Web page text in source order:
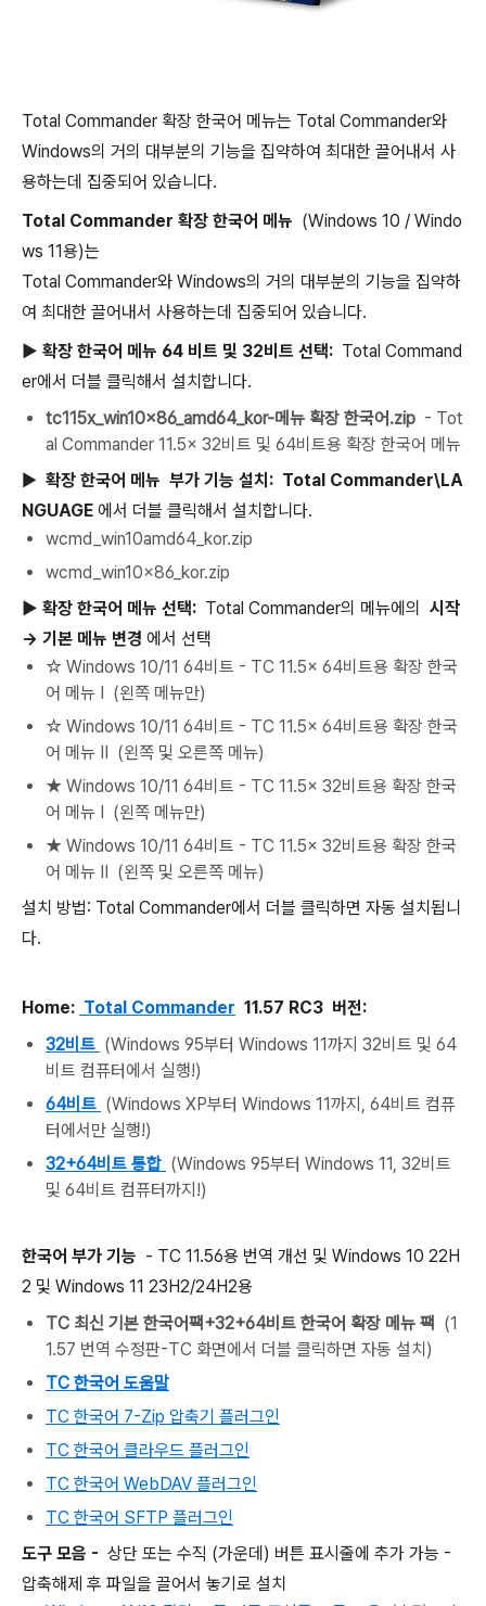
Total Commander 확장 한국어 메뉴는 Total Commander와
Windows의 거의 대부분의 기능을 집약하여 최대한 끌어내서 사
용하는데 집중되어 있습니다.
Total Commander 확장 한국어 메뉴 (Windows 10 / Windo
ws 11용)는
Total Commander와 Windows의 거의 대부분의 기능을 집약하
여 최대한 끌어내서 사용하는데 집중되어 있습니다.
▶ 확장 한국어 메뉴 64 비트 및 32비트 선택: Total Command
er에서 더블 클릭해서 설치합니다.
tc115x_win10x86_amd64_kor-메뉴 확장 한국어.zip - Tot
al Commander 11.5x 32비트 및 64비트용 확장 한국어 메뉴
▶ 확장 한국어 메뉴 부가 기능 설치: Total Commander\LA
NGUAGE 에서 더블 클릭해서 설치합니다.
wcmd_win10amd64_kor.zip
wcmd_win10x86_kor.zip
▶ 확장 한국어 메뉴 선택: Total Commander의 메뉴에의
시작
-> 기본 메뉴 변경 에서 선택
☆ Windows 10/11 64비트 - TC 11.5x 64비트용 확장 한국
어 메뉴 Ⅰ (왼쪽 메뉴만)
☆ Windows 10/11 64비트 - TC 11.5x 64비트용 확장 한국
어 메뉴 Ⅱ (왼쪽 및 오른쪽 메뉴)
★ Windows 10/11 64비트 - TC 11.5x 32비트용 확장 한국
어 메뉴 Ⅰ (왼쪽 메뉴만)
★ Windows 10/11 64비트 - TC 11.5x 32비트용 확장 한국
어 메뉴 Ⅱ (왼쪽 및 오른쪽 메뉴)
설치 방법: Total Commander에서 더블 클릭하면 자동 설치됩니
다.
Home: Total Commander 11.57 RC3 버전:
32비트 (Windows 95부터 Windows 11까지 32비트 및 64
비트 컴퓨터에서 실행!)
64비트 (Windows XP부터 Windows 11까지, 64비트 컴퓨
터에서만 실행!)
32+64비트 통합 (Windows 95부터 Windows 11, 32비트
및 64비트 컴퓨터까지!)
한국어 부가 기능 - TC 11.56용 번역 개선 및 Windows 10 22H
2 및 Windows 11 23H2/24H2용
TC 최신 기본 한국어팩+32+64비트 한국어 확장 메뉴 팩 (1
1.57 번역 수정판-TC 화면에서 더블 클릭하면 자동 설치)
TC 한국어 도움말
TC 한국어 7-Zip 압축기 플러그인
TC 한국어 클라우드 플러그인
TC 한국어 WebDAV 플러그인
TC 한국어 SFTP 플러그인
도구 모음 - 상단 또는 수직 (가운데) 버튼 표시줄에 추가 가능 -
압축해제 후 파일을 끌어서 놓기로 설치